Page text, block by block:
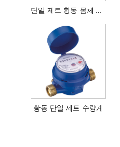
단일 제트 황동 몸체 냉수 미터
황동 단일 제트 수량계